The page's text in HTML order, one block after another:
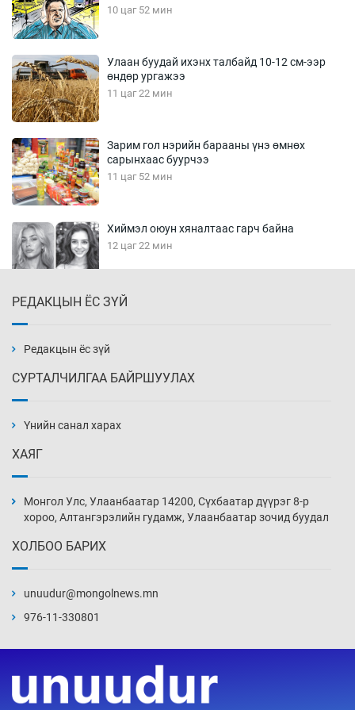
10 цаг 52 мин
Улаан буудай ихэнх талбайд 10-12 см-ээр
өндөр ургажээ
11 цаг 22 мин
Зарим гол нэрийн барааны үнэ өмнөх
сарынхаас буурчээ
11 цаг 52 мин
Хиймэл оюун хяналтаас гарч байна
12 цаг 22 мин
12 цаг 52 мин
нэмэгджээ
13 цаг 22 мин
13 цаг 52 мин
14 цаг 22 мин
РЕДАКЦЫН ЁС ЗҮЙ
Редакцын ёс зүй
СУРТАЛЧИЛГАА БАЙРШУУЛАХ
Үнийн санал харах
ХАЯГ
Монгол Улс, Улаанбаатар 14200, Сүхбаатар дүүрэг 8-р
хороо, Алтангэрэлийн гудамж, Улаанбаатар зочид буудал
ХОЛБОО БАРИХ
unuudur@mongolnews.mn
976-11-330801